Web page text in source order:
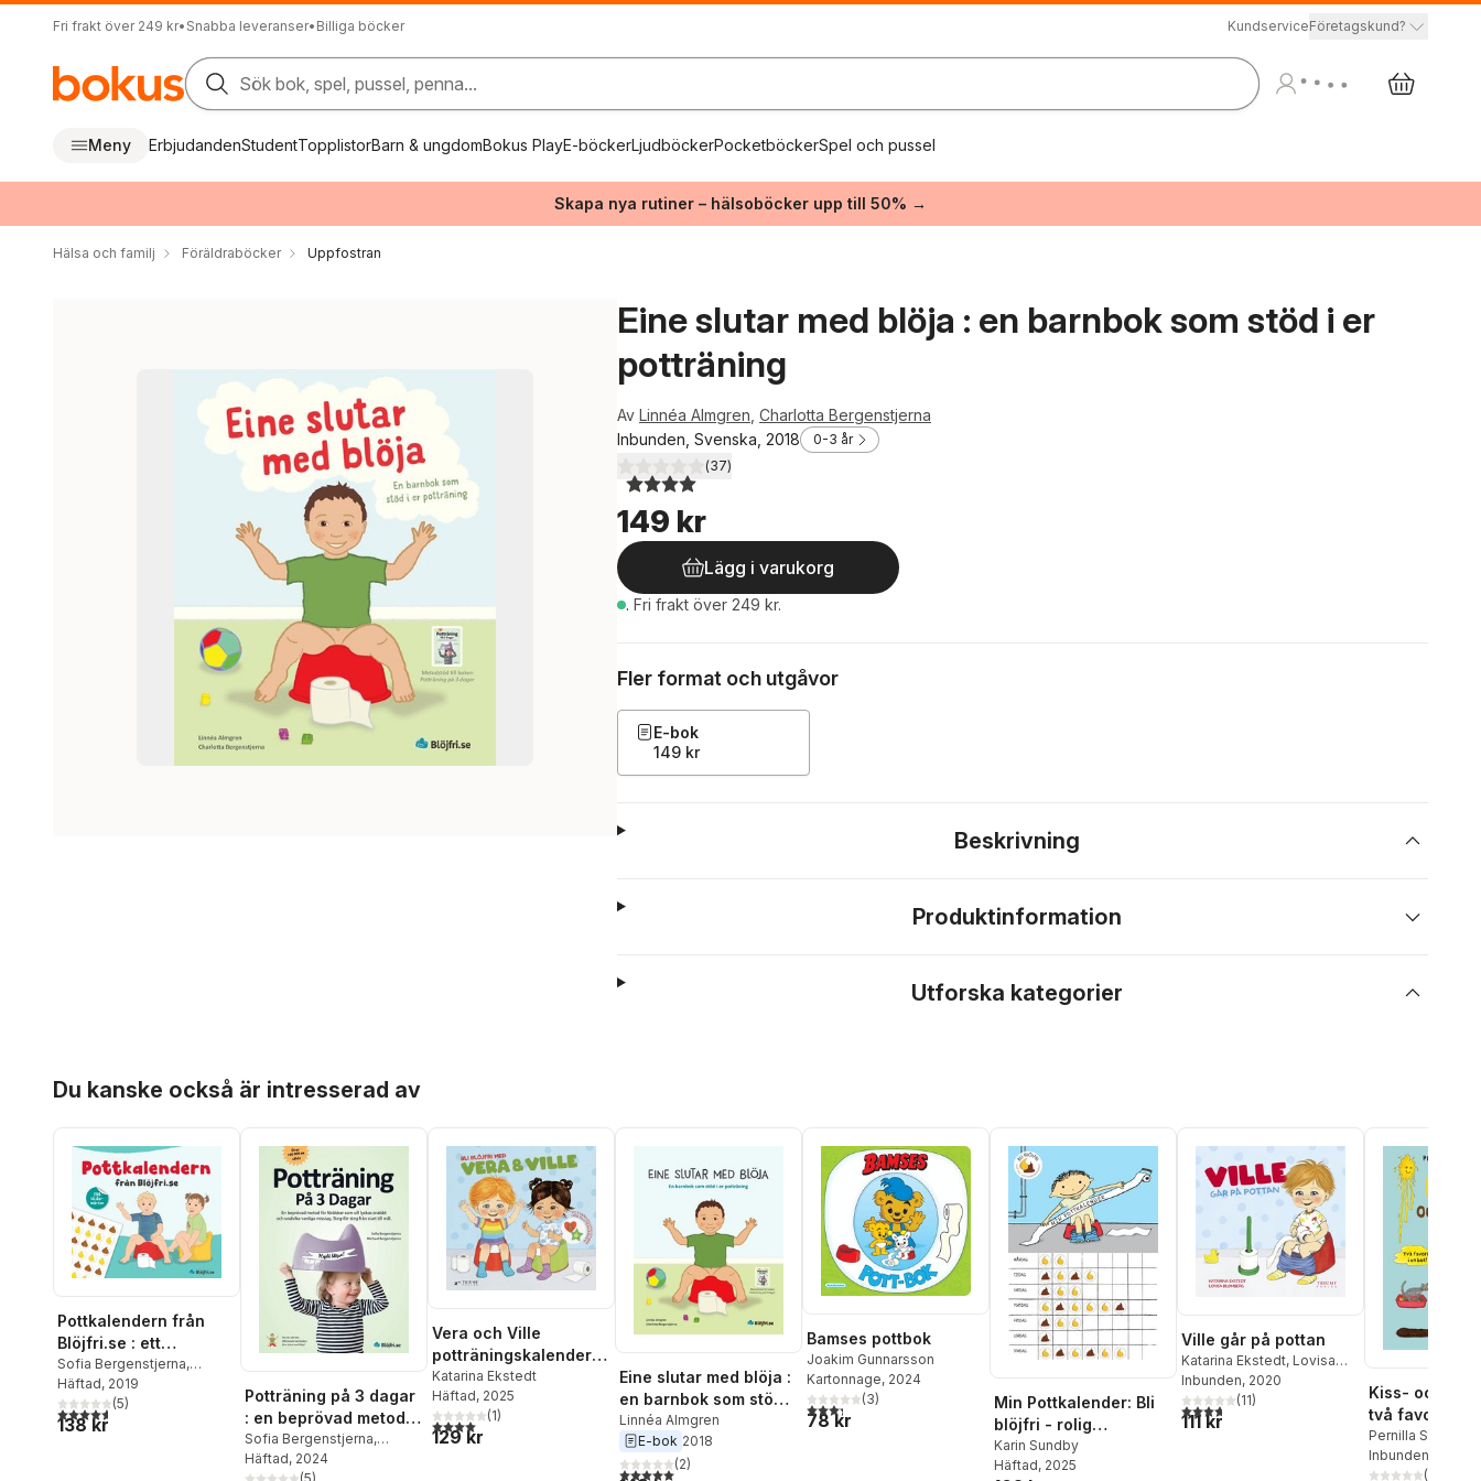
Fri frakt över 249 kr• Snabba leveranser• Billiga böcker KundserviceFöretagskund?
Sök bok, spel, pussel, penna...
Meny ErbjudandenStudentTopplistorBarn & ungdomBokus PlayE-böckerLjudböckerPocketböckerSpel och pussel
Skapa nya rutiner – hälsoböcker upp till 50% →
Hälsa och familj Föräldraböcker Uppfostran
Eine slutar med blöja : en barnbok som stöd i er
potträning
Av Linnéa Almgren Charlotta Bergenstjerna
Inbunden, Svenska, 2018
0-3 år
4,0utav 5 stjärnor. Totalt antal röster:
(37)
149 kr
Lägg i varukorg
. Fri frakt över 249 kr.
Fler format och utgåvor
E-bok
149 kr
Beskrivning
Produktinformation
Utforska kategorier
Du kanske också är intresserad av
Pottkalendern från
Blöjfri.se : ett
pedagogiskt och roligt
stöd för er potträning
Sofia Bergenstjerna,
Michael Bergenstjerna
Häftad, 2019
4,6utav 5 stjärnor. Totalt antal röster:
(5)
138 kr
Potträning på 3 dagar
: en beprövad metod
för föräldrar som vill
lyckas snabbt och
Sofia Bergenstjerna,
Michael Bergenstjerna
Häftad, 2024
Vera och Ville
potträningskalender -
Bli blöjfri!
Katarina Ekstedt
Häftad, 2025
4,0utav 5 stjärnor. Totalt antal röster:
(1)
129 kr
Eine slutar med blöja :
en barnbok som stöd i
er potträning
Linnéa Almgren
E-bok 2018
5,0utav 5 stjärnor. Totalt antal röster:
(2)
Bamses pottbok
Joakim Gunnarsson
Kartonnage, 2024
3,3utav 5 stjärnor. Totalt antal röster:
(3)
78 kr
Min Pottkalender: Bli
blöjfri - rolig
potträning med kiss-
och bajsklistermärken
Karin Sundby
Häftad, 2025
Ville går på pottan
Katarina Ekstedt, Lovisa
Blomberg
Inbunden, 2020
3,7utav 5 stjärnor. Totalt antal röster:
(11)
111 kr
Kiss- och
två favoriter i
Pernilla Stalfelt
Inbunden
(